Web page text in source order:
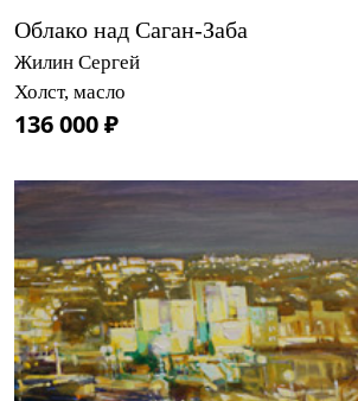
Облако над Саган-Заба
Жилин Сергей
Холст, масло
136 000 ₽